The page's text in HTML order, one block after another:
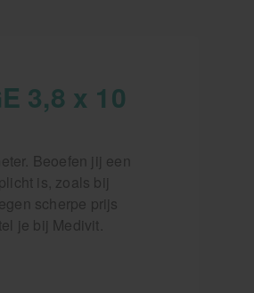
3,8 x 10
Beoefen jij een
is, zoals bij
scherpe prijs
je bij Medivit.